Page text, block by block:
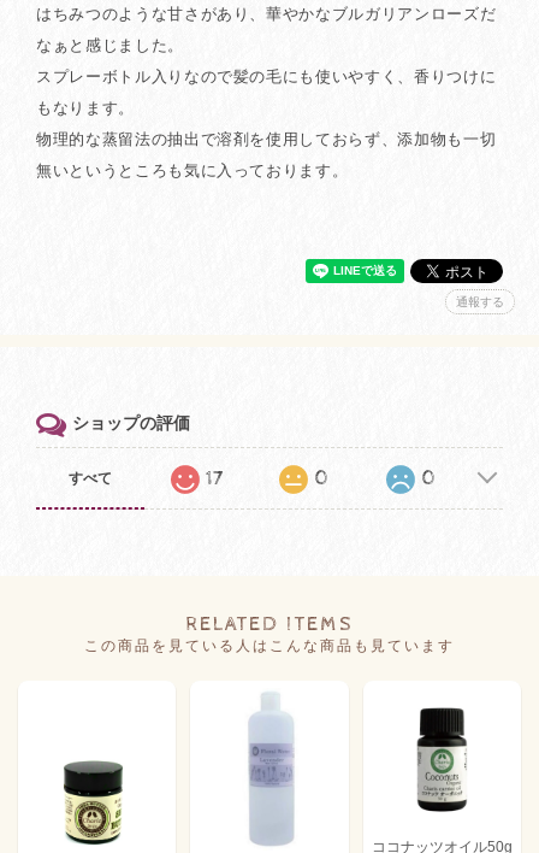
はちみつのような甘さがあり、華やかなブルガリアンローズだ
なぁと感じました。
スプレーボトル入りなので髪の毛にも使いやすく、香りつけに
もなります。
物理的な蒸留法の抽出で溶剤を使用しておらず、添加物も一切
無いというところも気に入っております。
通報する
ショップの評価
すべて 17 0 0
RELATED ITEMS
この商品を見ている人はこんな商品も見ています
ココナッツオイル50g